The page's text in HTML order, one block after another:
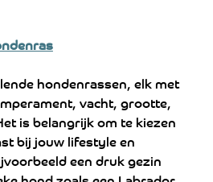
hondenrassen, elk met
vacht, grootte,
is belangrijk om te kiezen
bij jouw lifestyle en
een druk gezin